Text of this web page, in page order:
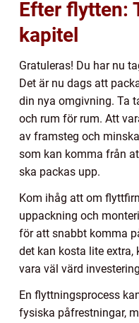
Efter flytten:
kapitel
Gratuleras! Du har nu
Det är nu dags att
din nya omgivning. Ta
och rum för rum. Att
av framsteg och
som kan komma från
ska packas upp.
Kom ihåg att om
uppackning och
för att snabbt komma
det kan kosta lite extra,
vara väl värd
En flyttningsprocess
fysiska påfrestningar,